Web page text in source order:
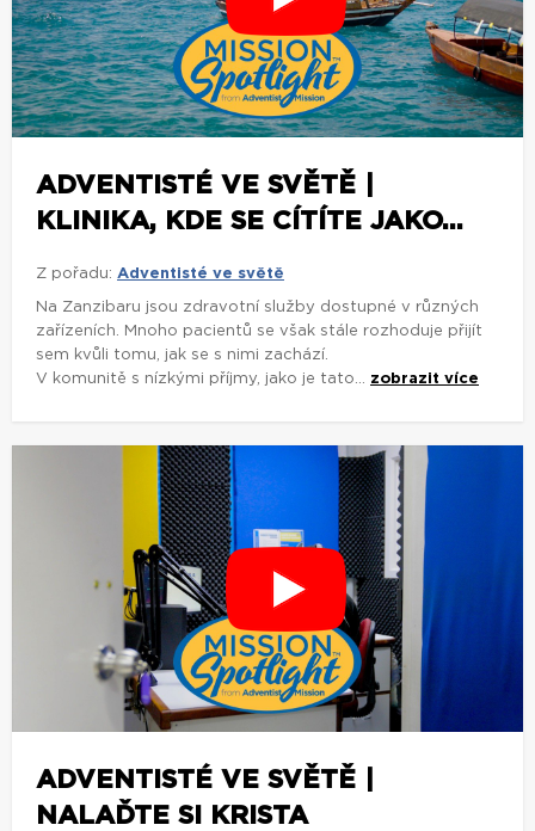
ADVENTISTÉ VE SVĚTĚ |
KLINIKA, KDE SE CÍTÍTE JAKO...
Z pořadu: Adventisté ve světě
Na Zanzibaru jsou zdravotní služby dostupné v různých
zařízeních. Mnoho pacientů se však stále rozhoduje přijít
sem kvůli tomu, jak se s nimi zachází.
V komunitě s nízkými příjmy, jako je tato... zobrazit více
ADVENTISTÉ VE SVĚTĚ |
NALAĎTE SI KRISTA